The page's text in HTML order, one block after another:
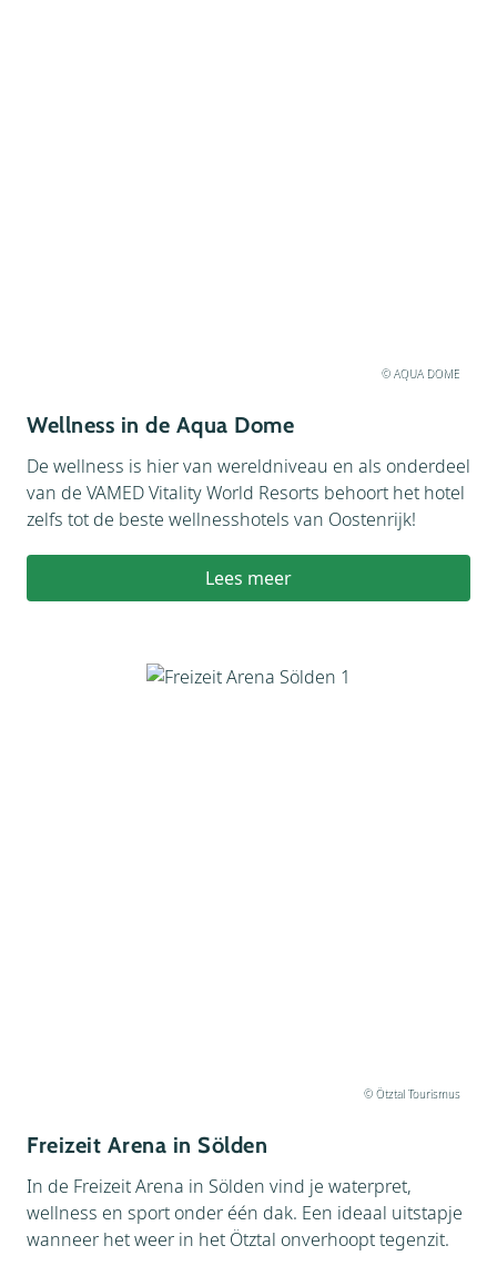
© AQUA DOME
Wellness in de Aqua Dome
De wellness is hier van wereldniveau en als onderdeel
van de VAMED Vitality World Resorts behoort het hotel
zelfs tot de beste wellnesshotels van Oostenrijk!
Lees meer
© Ötztal Tourismus
Freizeit Arena in Sölden
In de Freizeit Arena in Sölden vind je waterpret,
wellness en sport onder één dak. Een ideaal uitstapje
wanneer het weer in het Ötztal onverhoopt tegenzit.